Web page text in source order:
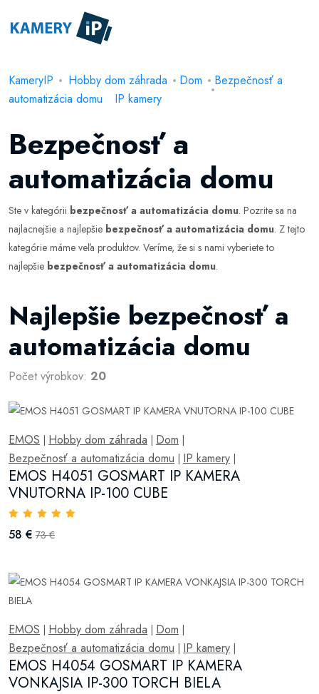
KameryIP Hobby dom záhrada Dom
Bezpečnosť a
automatizácia domu
IP kamery
Bezpečnosť a
automatizácia domu
Ste v kategórii bezpečnosť a automatizácia domu. Pozrite sa na
najlacnejšie a najlepšie bezpečnosť a automatizácia domu. Z tejto
kategórie máme veľa produktov. Veríme, že si s nami vyberiete to
najlepšie bezpečnosť a automatizácia domu.
Najlepšie bezpečnosť a
automatizácia domu
Počet výrobkov: 20
EMOS | Hobby dom záhrada | Dom |
Bezpečnosť a automatizácia domu | IP kamery |
EMOS H4051 GOSMART IP KAMERA
VNUTORNA IP-100 CUBE
58 € 73 €
EMOS | Hobby dom záhrada | Dom |
Bezpečnosť a automatizácia domu | IP kamery |
EMOS H4054 GOSMART IP KAMERA
VONKAJSIA IP-300 TORCH BIELA